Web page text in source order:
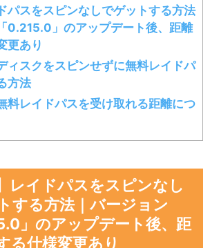
パスをスピンなしでゲットする方法
0.215.0」のアップデート後、距離
更あり
ィスクをスピンせずに無料レイドパ
方法
料レイドパスを受け取れる距離につ
レイドパスをスピンなし
する方法｜バージョン
」のアップデート後、距
る仕様変更あり